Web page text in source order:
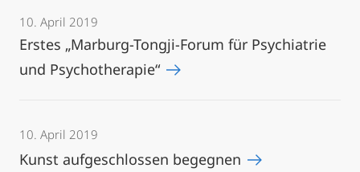
10. April 2019
Erstes „Marburg-Tongji-Forum für Psychiatrie
und Psychotherapie“
10. April 2019
Kunst aufgeschlossen begegnen